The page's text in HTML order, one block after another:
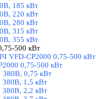
185 кВт
220 кВт
280 кВт
315 кВт
355 кВт
500 кВт
VFD-CP2000 0,75-500 кВт
0,75-500 кВт
380В, 0,75 кВт
380В, 1,5 кВт
380В, 2,2 кВт